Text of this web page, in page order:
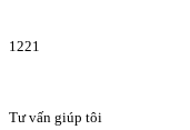
1221
Tư vấn giúp tôi